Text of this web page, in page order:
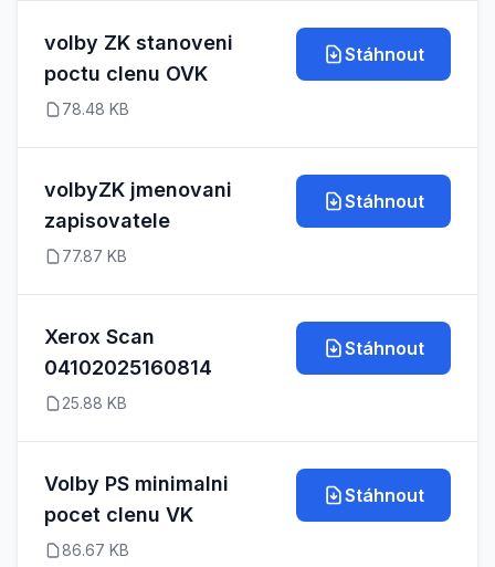
volby ZK stanoveni
poctu clenu OVK
78.48 KB
Stáhnout
volbyZK jmenovani
zapisovatele
77.87 KB
Stáhnout
Xerox Scan
04102025160814
25.88 KB
Stáhnout
Volby PS minimalni
pocet clenu VK
86.67 KB
Stáhnout